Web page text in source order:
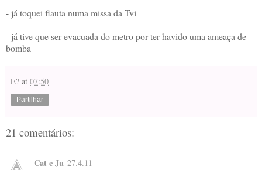
- já toquei flauta numa missa da Tvi
- já tive que ser evacuada do metro por ter havido uma ameaça de
bomba
E? at 07:50
Partilhar
21 comentários:
Cat e Ju 27.4.11